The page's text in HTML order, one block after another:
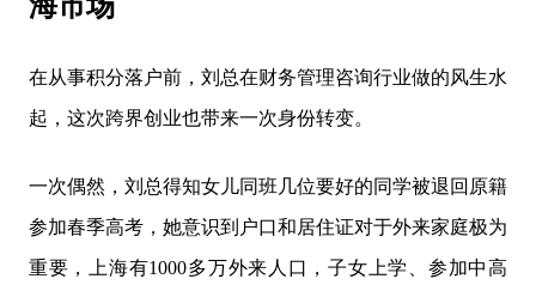
在从事积分落户前，刘总在财务管理咨询行业做的风生水
起，这次跨界创业也带来一次身份转变。
一次偶然，刘总得知女儿同班几位要好的同学被退回原籍
参加春季高考，她意识到户口和居住证对于外来家庭极为
重要，上海有1000多万外来人口，子女上学、参加中高